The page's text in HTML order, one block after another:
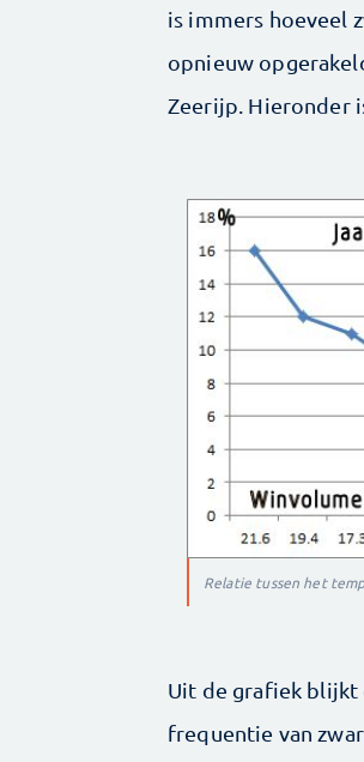
is immers hoeveel
opnieuw
Zeerijp. Hieronder
Relatie tussen het
Uit de grafiek blijkt
frequentie van